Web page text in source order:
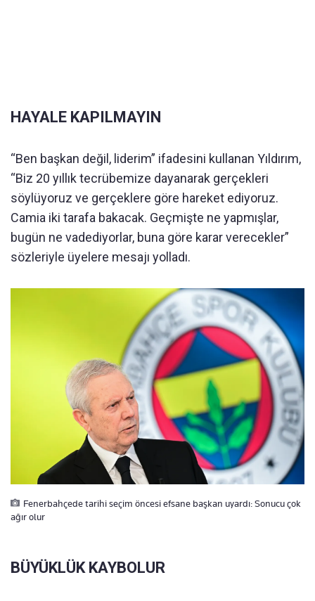
HAYALE KAPILMAYIN
“Ben başkan değil, liderim” ifadesini kullanan Yıldırım,
“Biz 20 yıllık tecrübemize dayanarak gerçekleri
söylüyoruz ve gerçeklere göre hareket ediyoruz.
Camia iki tarafa bakacak. Geçmişte ne yapmışlar,
bugün ne vadediyorlar, buna göre karar verecekler”
sözleriyle üyelere mesajı yolladı.
Fenerbahçede tarihi seçim öncesi efsane başkan uyardı: Sonucu çok
ağır olur
BÜYÜKLÜK KAYBOLUR